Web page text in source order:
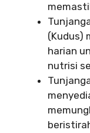
(Kudus)
harian
nutrisi